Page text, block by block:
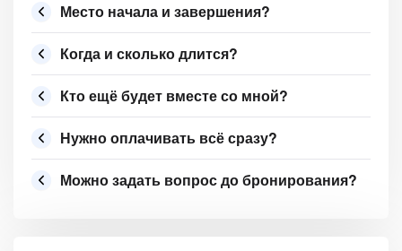
Место начала и завершения?
Когда и сколько длится?
Кто ещё будет вместе со мной?
Нужно оплачивать всё сразу?
Можно задать вопрос до бронирования?